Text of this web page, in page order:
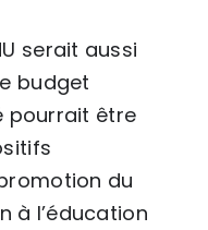
serait aussi
budget
pourrait être
du
à l’éducation